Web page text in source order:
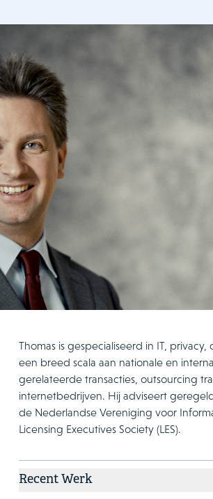
Thomas is gespecialiseerd in IT,
een breed scala aan nationale en
gerelateerde transacties, outsourcing
internetbedrijven. Hij adviseert
de Nederlandse Vereniging voor
Licensing Executives Society (LES).
Recent Werk